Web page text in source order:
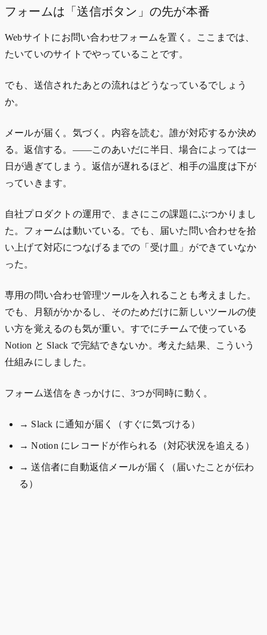
フォームは「送信ボタン」の先が本番
Webサイトにお問い合わせフォームを置く。ここまでは、
たいていのサイトでやっていることです。
でも、送信されたあとの流れはどうなっているでしょう
か。
メールが届く。気づく。内容を読む。誰が対応するか決め
る。返信する。——このあいだに半日、場合によっては一
日が過ぎてしまう。返信が遅れるほど、相手の温度は下が
っていきます。
自社プロダクトの運用で、まさにこの課題にぶつかりまし
た。フォームは動いている。でも、届いた問い合わせを拾
い上げて対応につなげるまでの「受け皿」ができていなか
った。
専用の問い合わせ管理ツールを入れることも考えました。
でも、月額がかかるし、そのためだけに新しいツールの使
い方を覚えるのも気が重い。すでにチームで使っている
Notion と Slack で完結できないか。考えた結果、こういう
仕組みにしました。
フォーム送信をきっかけに、3つが同時に動く。
→ Slack に通知が届く（すぐに気づける）
→ Notion にレコードが作られる（対応状況を追える）
→ 送信者に自動返信メールが届く（届いたことが伝わ
る）